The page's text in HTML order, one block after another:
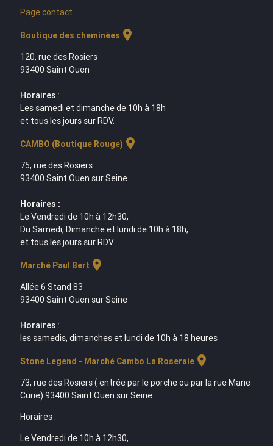
Page contact
Boutique des cheminées location_on
120, rue des Rosiers
93400 Saint Ouen
Horaires :
Les samedi et dimanche de 10h à 18h
et tous les jours sur RDV.
CAMBO (Boutique Rouge) location_on
75, rue des Rosiers
93400 Saint Ouen sur Seine
Horaires :
Le Vendredi de 10h à 12h30,
Du Samedi, Dimanche et lundi de 10h à 18h,
et tous les jours sur RDV.
Marché Paul Bert location_on
Allée 6 Stand 83
93400 Saint Ouen sur Seine
Horaires :
les samedis, dimanches et lundi de 10h à 18 heures
Stone Legend - Marché Cambo La Roseraielocation_on
73, rue des Rosiers ( entrée par le porche ou par la rue Marie
Curie) 93400 Saint Ouen sur Seine
Horaires :
Le Vendredi de 10h à 12h30,